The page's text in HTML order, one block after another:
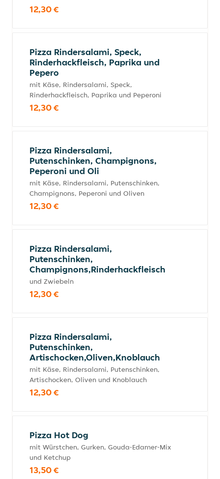
12,30 €
Pizza Rindersalami, Speck,
Rinderhackfleisch, Paprika und
Pepero
mit Käse, Rindersalami, Speck,
Rinderhackfleisch, Paprika und Peperoni
12,30 €
Pizza Rindersalami,
Putenschinken, Champignons,
Peperoni und Oli
mit Käse, Rindersalami, Putenschinken,
Champignons, Peperoni und Oliven
12,30 €
Pizza Rindersalami,
Putenschinken,
Champignons,Rinderhackfleisch
und Zwiebeln
12,30 €
Pizza Rindersalami,
Putenschinken,
Artischocken,Oliven,Knoblauch
mit Käse, Rindersalami, Putenschinken,
Artischocken, Oliven und Knoblauch
12,30 €
Pizza Hot Dog
mit Würstchen, Gurken, Gouda-Edamer-Mix
und Ketchup
13,50 €